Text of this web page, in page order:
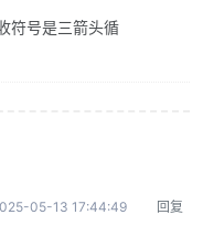
符号是三箭头循
05-13 17:44:49 回复